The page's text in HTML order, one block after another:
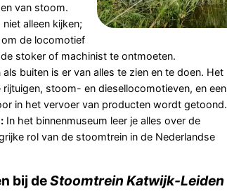
van stoom.
alleen kijken;
de locomotief
stoker of machinist te ontmoeten.
buiten is er van alles te zien en te doen. Het
stoom- en diesellocomotieven, en een
in het vervoer van producten wordt getoond.
In het binnenmuseum leer je alles over de
rol van de stoomtrein in de Nederlandse
bij deStoomtrein Katwijk-Leiden